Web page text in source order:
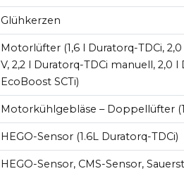
Glühkerzen
Motorlüfter (1,6 l Duratorq-TDCi,
V, 2,2 l Duratorq-TDCi manuell, 2,0
EcoBoost SCTi)
Motorkühlgebläse – Doppellüfter
HEGO-Sensor (1.6L Duratorq-TDCi)
HEGO-Sensor, CMS-Sensor,